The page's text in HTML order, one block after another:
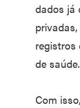
dados já
registros
de saúde.
Com